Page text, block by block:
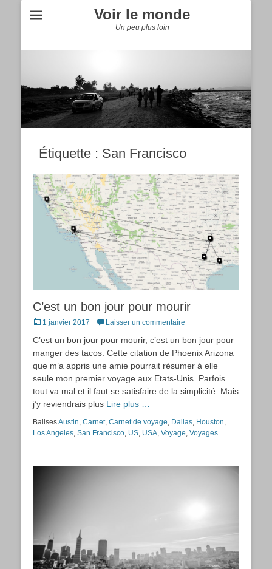
Voir le monde
Un peu plus loin
Étiquette : San Francisco
C’est un bon jour pour mourir
Posted
1 janvier 2017 Laisser un commentaire
C’est un bon jour pour mourir, c’est un bon jour pour
manger des tacos. Cette citation de Phoenix Arizona
que m’a appris une amie pourrait résumer à elle
seule mon premier voyage aux Etats-Unis. Parfois
tout va mal et il faut se satisfaire de la simplicité. Mais
j’y reviendrais plus Lire plus …
BalisesAustin, Carnet, Carnet de voyage, Dallas, Houston,
Los Angeles, San Francisco, US, USA, Voyage, Voyages